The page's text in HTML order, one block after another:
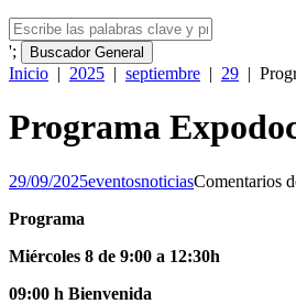
'; Buscador General
Inicio | 2025 | septiembre | 29 |
Programa
29/09/2025eventosnoticiasComentarios
Programa
Miércoles 8 de 9:00 a 12:30h
09:00 h Bienvenida